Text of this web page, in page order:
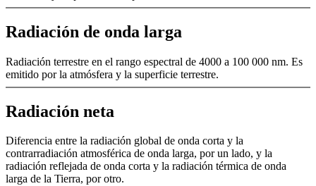
Radiación de onda larga
Radiación terrestre en el rango espectral de 4000 a 100 000 nm. Es
emitido por la atmósfera y la superficie terrestre.
Radiación neta
Diferencia entre la radiación global de onda corta y la
contrarradiación atmosférica de onda larga, por un lado, y la
radiación reflejada de onda corta y la radiación térmica de onda
larga de la Tierra, por otro.